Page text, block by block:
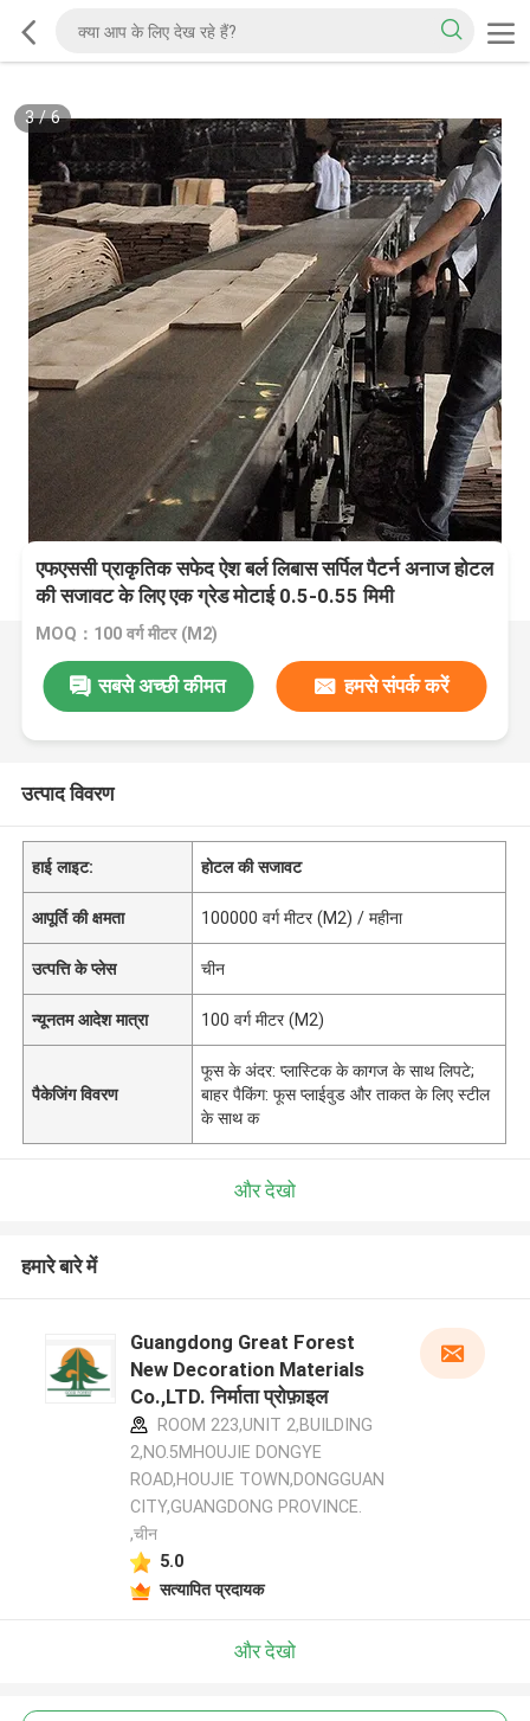
3/6
एफएससी प्राकृतिक सफेद ऐश बर्ल लिबास सर्पिल पैटर्न अनाज होटल
की सजावट के लिए एक ग्रेड मोटाई 0.5-0.55 मिमी
MOQ：100 वर्ग मीटर (M2)
सबसे अच्छी कीमत हमसे संपर्क करें
उत्पाद विवरण
हाई लाइट: होटल की सजावट
आपूर्ति की क्षमता 100000 वर्ग मीटर (M2) / महीना
उत्पत्ति के प्लेस चीन
न्यूनतम आदेश मात्रा 100 वर्ग मीटर (M2)
पैकेजिंग विवरण
फूस के अंदर: प्लास्टिक के कागज के साथ लिपटे;
बाहर पैकिंग: फूस प्लाईवुड और ताकत के लिए स्टील
के साथ क
और देखो
हमारे बारे में
Guangdong Great Forest
New Decoration Materials
Co.,LTD. निर्माता प्रोफ़ाइल
ROOM 223,UNIT 2,BUILDING
2,NO.5MHOUJIE DONGYE
ROAD,HOUJIE TOWN,DONGGUAN
CITY,GUANGDONG PROVINCE.
,चीन
5.0
सत्यापित प्रदायक
और देखो